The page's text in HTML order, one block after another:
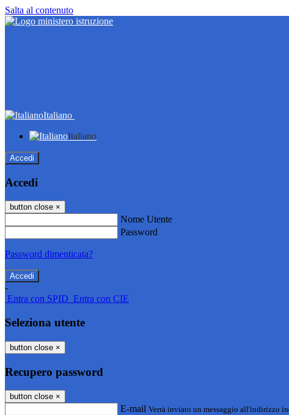
Salta al contenuto
Italiano
Italiano
Accedi
Accedi
button close ×
Nome Utente
Password
Password dimenticata?
-
Entra con SPID Entra con CIE
Seleziona utente
button close ×
Recupero password
button close ×
E-mail Verrà inviato un messaggio all'indirizzo